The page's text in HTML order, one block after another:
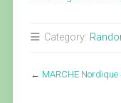
Category:
← MARCHE